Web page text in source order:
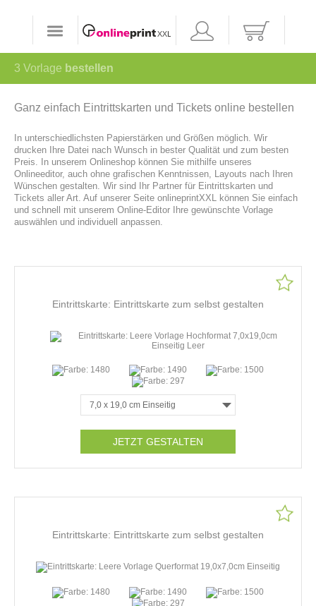
3 Vorlage bestellen
Ganz einfach Eintrittskarten und Tickets online bestellen
In unterschiedlichsten Papierstärken und Größen möglich. Wir
drucken Ihre Datei nach Wunsch in bester Qualität und zum besten
Preis. In unserem Onlineshop können Sie mithilfe unseres
Onlineeditor, auch ohne grafischen Kenntnissen, Layouts nach Ihren
Wünschen gestalten. Wir sind Ihr Partner für Eintrittskarten und
Tickets aller Art. Auf unserer Seite onlineprintXXL können Sie einfach
und schnell mit unserem Online-Editor Ihre gewünschte Vorlage
auswählen und individuell anpassen.
Eintrittskarte: Eintrittskarte zum selbst gestalten
JETZT GESTALTEN
Eintrittskarte: Eintrittskarte zum selbst gestalten